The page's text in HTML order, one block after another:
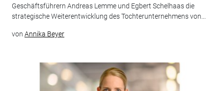
Geschäftsführern Andreas Lemme und Egbert Schelhaas die
strategische Weiterentwicklung des Tochterunternehmens von...
von Annika Beyer